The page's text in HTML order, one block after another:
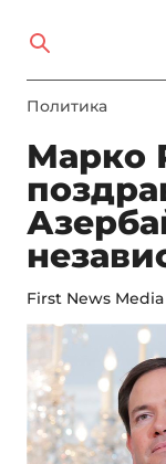
Политика
Марко
First News Media